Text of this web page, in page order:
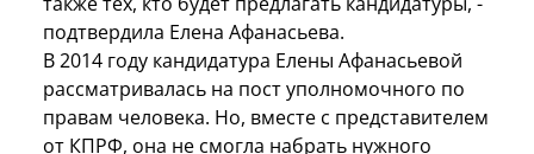
подтвердила Елена Афанасьева.
В 2014 году кандидатура Елены Афанасьевой
рассматривалась на пост уполномочного по
правам человека. Но, вместе с представителем
от КПРФ, она не смогла набрать нужного